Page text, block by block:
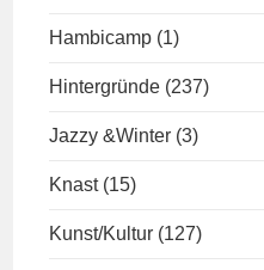
Hambicamp (1)
Hintergründe (237)
Jazzy &Winter (3)
Knast (15)
Kunst/Kultur (127)